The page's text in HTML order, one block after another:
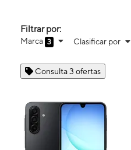
Filtrar por:
Marca 3 Clasificar por
Consulta 3 ofertas